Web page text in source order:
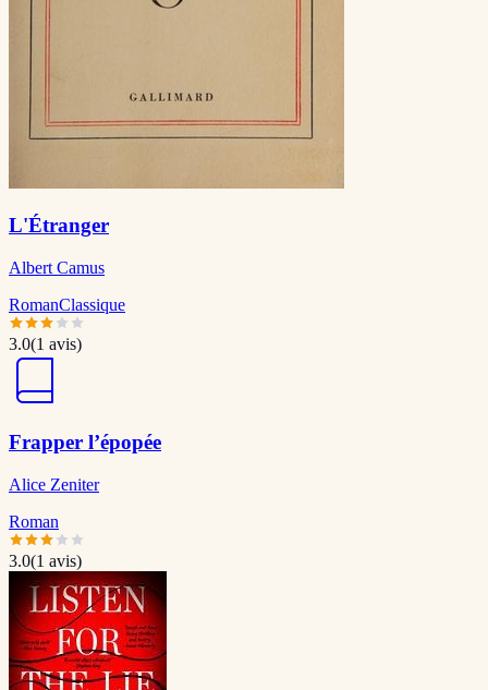
L'Étranger
Albert Camus
RomanClassique
3.0(1 avis)
Frapper l’épopée
Alice Zeniter
Roman
3.0(1 avis)